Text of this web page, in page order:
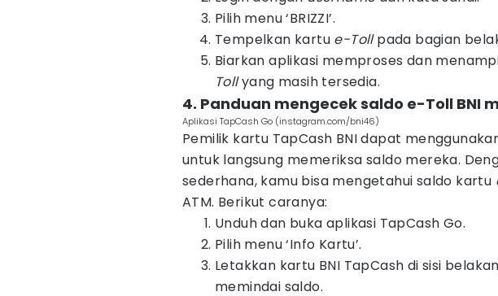
Pilih menu ‘BRIZZI’.
Tempelkan kartu e-Tollpada bagian
Biarkan aplikasi memproses dan
Tollyang masih tersedia.
4. Panduan mengecek saldo e-Toll BNI
Aplikasi TapCash Go (instagram.com/bni46)
Pemilik kartu TapCash BNI dapat
untuk langsung memeriksa saldo mereka.
sederhana, kamu bisa mengetahui saldo kartu
ATM. Berikut caranya:
Unduh dan buka aplikasi TapCash Go.
Pilih menu ‘Info Kartu’.
Letakkan kartu BNI TapCash di sisi
memindai saldo.